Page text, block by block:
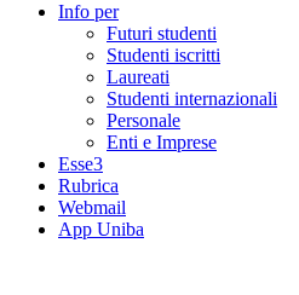
Info per
Futuri studenti
Studenti iscritti
Laureati
Studenti internazionali
Personale
Enti e Imprese
Esse3
Rubrica
Webmail
App Uniba